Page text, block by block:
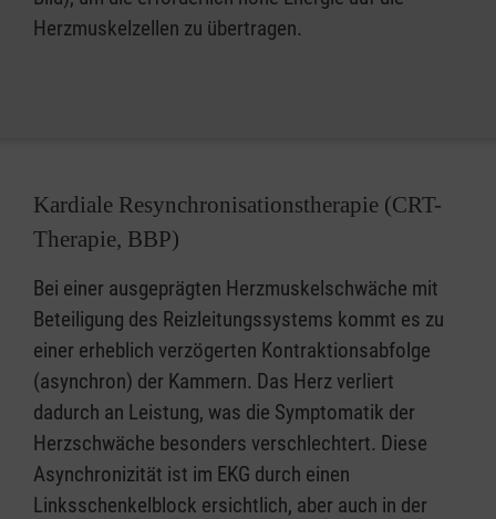
Herzmuskelzellen zu übertragen.
Kardiale Resynchronisationstherapie (CRT-
Therapie, BBP)
Bei einer ausgeprägten Herzmuskelschwäche mit
Beteiligung des Reizleitungssystems kommt es zu
einer erheblich verzögerten Kontraktionsabfolge
(asynchron) der Kammern. Das Herz verliert
dadurch an Leistung, was die Symptomatik der
Herzschwäche besonders verschlechtert. Diese
Asynchronizität ist im EKG durch einen
Linksschenkelblock ersichtlich, aber auch in der